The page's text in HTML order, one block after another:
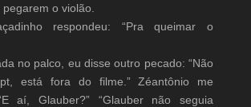
o violão.
respondeu: “Pra queimar o
no palco, eu disse outro pecado: “Não
está fora do filme.” Zéantônio me
aí, Glauber?” “Glauber não seguia